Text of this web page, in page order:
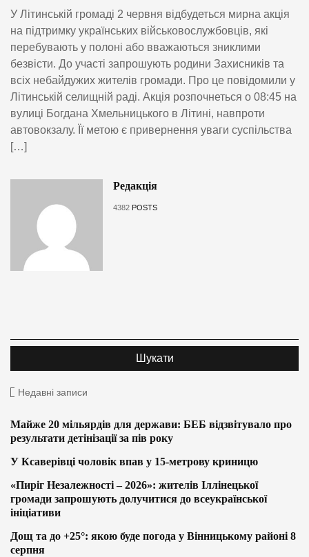
У Літинській громаді 2 червня відбудеться мирна акція
на підтримку українських військовослужбовців, які
перебувають у полоні або вважаються зниклими
безвісти. До участі запрошують родини Захисників та
всіх небайдужих жителів громади. Про це повідомили у
Літинській селищній раді. Акція розпочнеться о 08:45 на
вулиці Богдана Хмельницького в Літині, навпроти
автовокзалу. Її метою є привернення уваги суспільства
[…]
Редакція
4382 POSTS
Недавні записи
Майже 20 мільярдів для держави: БЕБ відзвітувало про
результати детінізації за пів року
У Ксаверівці чоловік впав у 15-метрову криницю
«Пиріг Незалежності – 2026»: жителів Іллінецької
громади запрошують долучитися до всеукраїнської
ініціативи
Дощ та до +25°: якою буде погода у Вінницькому районі 8
серпня